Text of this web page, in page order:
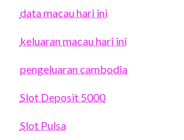
data macau hari ini
keluaran macau hari ini
pengeluaran cambodia
Slot Deposit 5000
Slot Pulsa